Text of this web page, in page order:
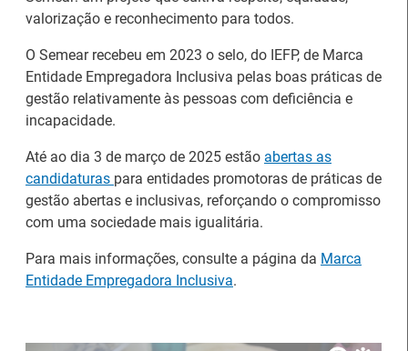
valorização e reconhecimento para todos.
O Semear recebeu em 2023 o selo, do IEFP, de Marca
Entidade Empregadora Inclusiva pelas boas práticas de
gestão relativamente às pessoas com deficiência e
incapacidade.
Até ao dia 3 de março de 2025 estão abertas as
candidaturas para entidades promotoras de práticas de
gestão abertas e inclusivas, reforçando o compromisso
com uma sociedade mais igualitária.
Para mais informações, consulte a página da Marca
Entidade Empregadora Inclusiva.
Formandos do IEFP distinguidos pelo
Município de Águeda
27 Julho 2026
O Município de Águeda distinguiu dois formandos do
Serviço de Formação Profissional de Águeda (IEFP)
pelos seus percursos de excelência académica,